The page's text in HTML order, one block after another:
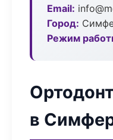
Email:
Город:
Режим
в